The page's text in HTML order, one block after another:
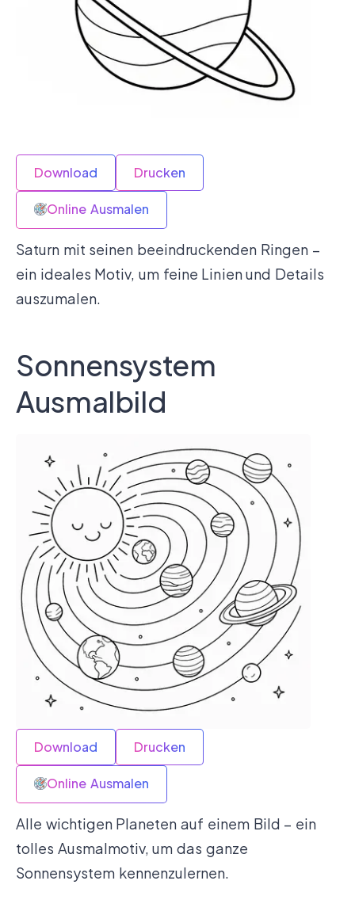
Download Drucken
Online Ausmalen
Saturn mit seinen beeindruckenden Ringen –
ein ideales Motiv, um feine Linien und Details
auszumalen.
Sonnensystem
Ausmalbild
Download Drucken
Online Ausmalen
Alle wichtigen Planeten auf einem Bild – ein
tolles Ausmalmotiv, um das ganze
Sonnensystem kennenzulernen.